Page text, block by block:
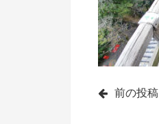
投前の投稿